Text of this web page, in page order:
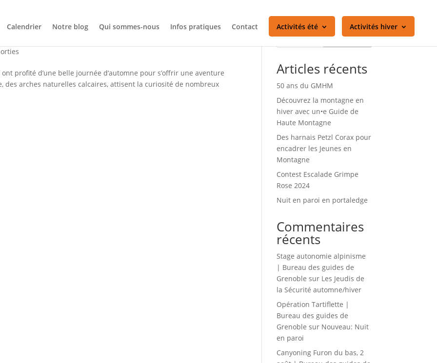
Calendrier Notre blog Qui sommes-nous Infos pratiques Contact Activités été Activités hiver
la Tour Percée et l’Arche Miracle
profité d’une belle journée d’automne pour s’offrir une aventure
des arches naturelles calcaires, attisent la curiosité de nombreux
Rechercher
Articles récents
50 ans du GMHM
Découvrez la montagne en
hiver avec un•e Guide de
Haute Montagne
Des harnais Petzl Corax pour
encadrer les Jeunes en
Montagne
Contest Escalade Grimpe
Rose 2024
Nuit en paroi en portaledge
Commentaires
récents
Stage autonomie alpinisme
| Bureau des guides de
Grenoble sur Les Jeudis de
la Sécurité automne/hiver
Opération Tartiflette |
Bureau des guides de
Grenoble sur Nouveau: Nuit
en paroi
Canyoning Furon du bas, 2